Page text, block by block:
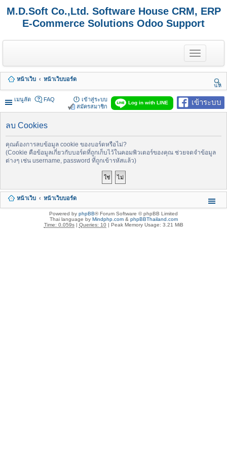
M.D.Soft Co.,Ltd. Software House CRM, ERP
E-Commerce Solutions Odoo Support
T
o
g
e
n
a
v
a
i
หน้าเว็บ
หน้าเว็บบอร์ด
นห
า
เมนูลัด
เข้าระบบ
Log in with LINE
FAQ
เข้าสู่ระบบ
สมัครสมาชิก
ลบ Cookies
คุณต้องการลบข้อมูล cookie ของบอร์ดหรือไม่?
(Cookie คือข้อมูลเกี่ยวกับบอร์ดที่ถูกเก็บไว้ในคอมพิวเตอร์ของคุณ ช่วยจดจำข้อมูล
ต่างๆ เช่น username, password ที่ถูกเข้ารหัสแล้ว)
หน้าเว็บ หน้าเว็บบอร์ด
Powered by phpBB® Forum Software © phpBB Limited
Thai language by Mindphp.com& phpBBThailand.com
Time: 0.059s| Queries: 10| Peak Memory Usage: 3.21 MiB